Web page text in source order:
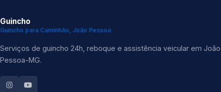
Guincho
Guincho para Caminhão, João Pessoa
Serviços de guincho 24h, reboque e assistência veicular em João
Pessoa-MG.